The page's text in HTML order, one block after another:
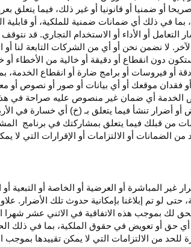
صريحا أو ضمنيا أو قانونيا أو غير ذلك، فيما يتعلق
في ذلك أي ضمانات ضمنية للملكية، أو قابلية
أو الأداء أو الاستخدام التجاري. قد
نضمن نحن أو أي من الشركات التابعة لنا
دون انقطاع أو دقيقة أو خالية من الأخطاء
دقة أو فيروسات أو برامج ضارة أو انقطاع الخدمة،
فقدان موقعك أو أي بيانات أو صور أو نصوص أو
أي ضمان غير منصوص عليه صراحة في هذه
أو أضرار تنشأ فيما يتعلق بـ (خ) أي خسارة في
من قبلك فيما يتعلق بمشاركتك في برنامج
من الضمانات أو الالتزامات أو الإقرارات التي لا
غير المباشرة أو العرضية أو الخاصة أو التبعية
حتى لو تم إبلاغنا بإمكانية حدوث تلك الأضرار.
لك بموجب هذه الاتفاقية في الاثني عشر
حق أو تعويض في حقوق الملكية، بما في ذلك
من الالتزامات التي لا يمكن تقييدها بموجب